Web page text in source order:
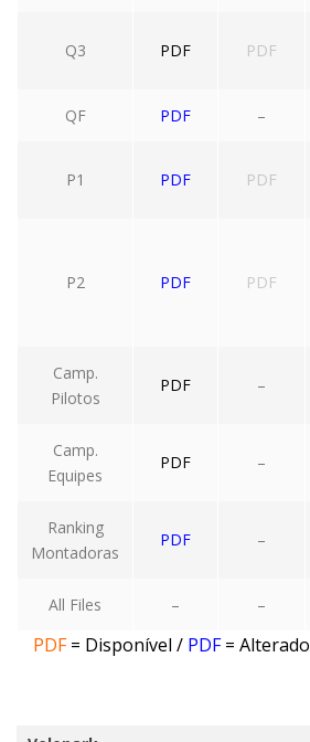
Q3 PDF PDF
QF PDF –
P1 PDF PDF
P2 PDF PDF
Camp.
Pilotos
PDF –
Camp.
Equipes
PDF –
Ranking
Montadoras
PDF –
All Files – –
PDF = Disponível / PDF = Alterado